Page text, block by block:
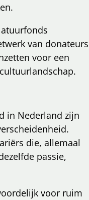
van donateurs
voor een
in Nederland zijn
die, allemaal
passie,
voor ruim